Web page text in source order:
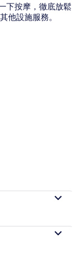
下按摩，徹底放鬆
他設施服務。